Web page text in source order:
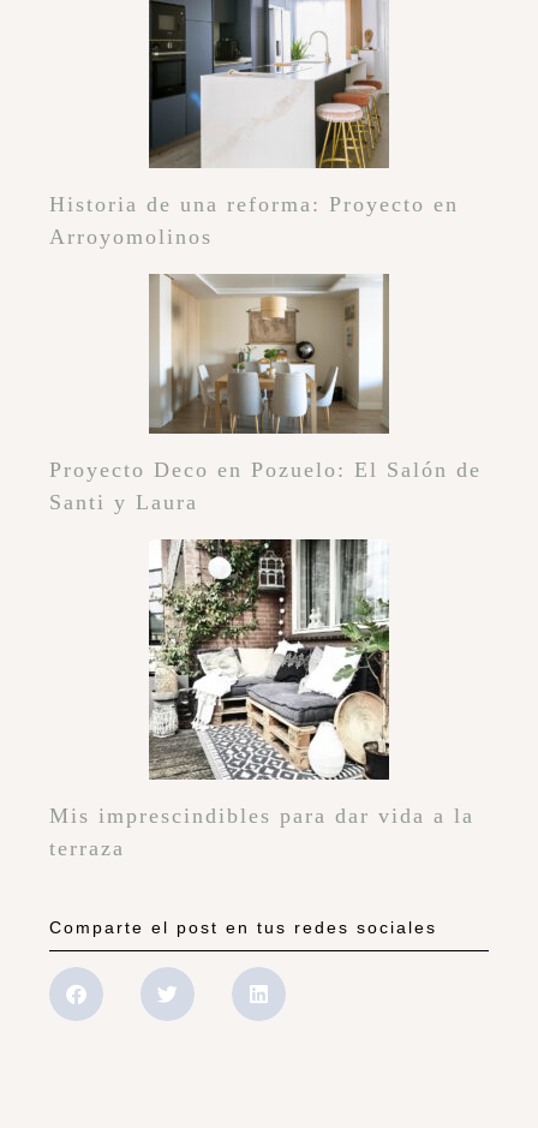
Historia de una reforma: Proyecto en
Arroyomolinos
Proyecto Deco en Pozuelo: El Salón de
Santi y Laura
Mis imprescindibles para dar vida a la
terraza
Comparte el post en tus redes sociales